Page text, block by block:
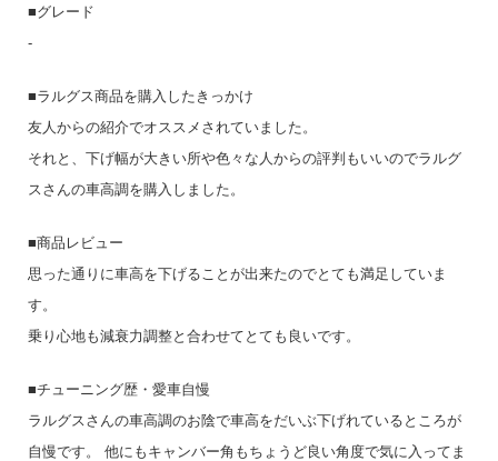
■グレード
-
■ラルグス商品を購入したきっかけ
友人からの紹介でオススメされていました。
それと、下げ幅が大きい所や色々な人からの評判もいいのでラルグ
スさんの車高調を購入しました。
■商品レビュー
思った通りに車高を下げることが出来たのでとても満足していま
す。
乗り心地も減衰力調整と合わせてとても良いです。
■チューニング歴・愛車自慢
ラルグスさんの車高調のお陰で車高をだいぶ下げれているところが
自慢です。 他にもキャンバー角もちょうど良い角度で気に入ってま